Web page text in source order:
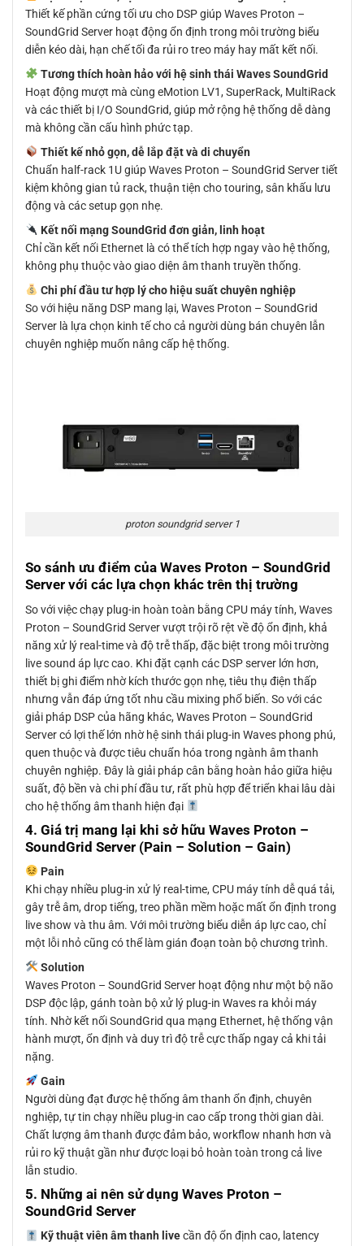
Thiết kế phần cứng tối ưu cho DSP giúp Waves Proton –
SoundGrid Server hoạt động ổn định trong môi trường biểu
diễn kéo dài, hạn chế tối đa rủi ro treo máy hay mất kết nối.
Tương thích hoàn hảo với hệ sinh thái Waves SoundGrid
Hoạt động mượt mà cùng eMotion LV1, SuperRack, MultiRack
và các thiết bị I/O SoundGrid, giúp mở rộng hệ thống dễ dàng
mà không cần cấu hình phức tạp.
Thiết kế nhỏ gọn, dễ lắp đặt và di chuyển
Chuẩn half-rack 1U giúp Waves Proton – SoundGrid Server tiết
kiệm không gian tủ rack, thuận tiện cho touring, sân khấu lưu
động và các setup gọn nhẹ.
Kết nối mạng SoundGrid đơn giản, linh hoạt
Chỉ cần kết nối Ethernet là có thể tích hợp ngay vào hệ thống,
không phụ thuộc vào giao diện âm thanh truyền thống.
Chi phí đầu tư hợp lý cho hiệu suất chuyên nghiệp
So với hiệu năng DSP mang lại, Waves Proton – SoundGrid
Server là lựa chọn kinh tế cho cả người dùng bán chuyên lẫn
chuyên nghiệp muốn nâng cấp hệ thống.
proton soundgrid server 1
So sánh ưu điểm của Waves Proton – SoundGrid
Server với các lựa chọn khác trên thị trường
So với việc chạy plug-in hoàn toàn bằng CPU máy tính, Waves
Proton – SoundGrid Server vượt trội rõ rệt về độ ổn định, khả
năng xử lý real-time và độ trễ thấp, đặc biệt trong môi trường
live sound áp lực cao. Khi đặt cạnh các DSP server lớn hơn,
thiết bị ghi điểm nhờ kích thước gọn nhẹ, tiêu thụ điện thấp
nhưng vẫn đáp ứng tốt nhu cầu mixing phổ biến. So với các
giải pháp DSP của hãng khác, Waves Proton – SoundGrid
Server có lợi thế lớn nhờ hệ sinh thái plug-in Waves phong phú,
quen thuộc và được tiêu chuẩn hóa trong ngành âm thanh
chuyên nghiệp. Đây là giải pháp cân bằng hoàn hảo giữa hiệu
suất, độ bền và chi phí đầu tư, rất phù hợp để triển khai lâu dài
cho hệ thống âm thanh hiện đại
4. Giá trị mang lại khi sở hữu Waves Proton –
SoundGrid Server (Pain – Solution – Gain)
Pain
Khi chạy nhiều plug-in xử lý real-time, CPU máy tính dễ quá tải,
gây trễ âm, drop tiếng, treo phần mềm hoặc mất ổn định trong
live show và thu âm. Với môi trường biểu diễn áp lực cao, chỉ
một lỗi nhỏ cũng có thể làm gián đoạn toàn bộ chương trình.
Solution
Waves Proton – SoundGrid Server hoạt động như một bộ não
DSP độc lập, gánh toàn bộ xử lý plug-in Waves ra khỏi máy
tính. Nhờ kết nối SoundGrid qua mạng Ethernet, hệ thống vận
hành mượt, ổn định và duy trì độ trễ cực thấp ngay cả khi tải
nặng.
Gain
Người dùng đạt được hệ thống âm thanh ổn định, chuyên
nghiệp, tự tin chạy nhiều plug-in cao cấp trong thời gian dài.
Chất lượng âm thanh được đảm bảo, workflow nhanh hơn và
rủi ro kỹ thuật gần như được loại bỏ hoàn toàn trong cả live
lẫn studio.
5. Những ai nên sử dụng Waves Proton –
SoundGrid Server
Kỹ thuật viên âm thanh livecần độ ổn định cao, latency